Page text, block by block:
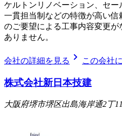
ケルトンリノベーション、セ
一貫担当制などの特徴が高い
のご要望による工事内容変更
ありません。
会社の詳細を見る chevron_right この会社
株式会社新日本技建
大阪府堺市堺区出島海岸通2丁